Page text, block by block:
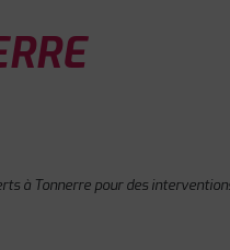
à Tonnerre pour des